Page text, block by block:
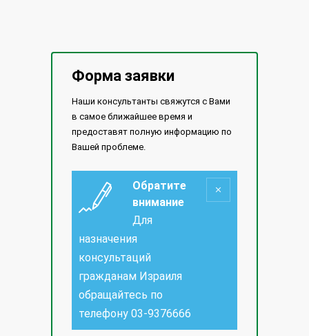
Форма заявки
Наши консультанты свяжутся с Вами
в самое ближайшее время и
предоставят полную информацию по
Вашей проблеме.
Обратите
внимание
Для
назначения
консультаций
гражданам Израиля
обращайтесь по
телефону 03-9376666